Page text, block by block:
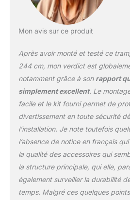
Mon avis sur ce produit
Après avoir monté et testé ce
244 cm, mon verdict est
notamment grâce à son rapport
simplement excellent. Le
facile et le kit fourni permet de
divertissement en toute sécurité
l’installation. Je note toutefois
l’absence de notice en français
la qualité des accessoires qui
la structure principale, qui elle,
également surveiller la durabilité
temps. Malgré ces quelques